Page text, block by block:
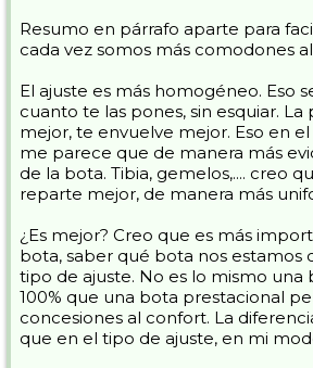
Resumo en párrafo aparte para
cada vez somos más comodones
El ajuste es más homogéneo. Eso
cuanto te las pones, sin esquiar.
mejor, te envuelve mejor. Eso en el
me parece que de manera más
de la bota. Tibia, gemelos,.... creo
reparte mejor, de manera más
¿Es mejor? Creo que es más
bota, saber qué bota nos estamos
tipo de ajuste. No es lo mismo una
100% que una bota prestacional
concesiones al confort. La
que en el tipo de ajuste, en mi